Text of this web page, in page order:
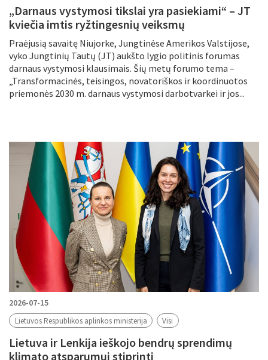
„Darnaus vystymosi tikslai yra pasiekiami“ – JT
kviečia imtis ryžtingesnių veiksmų
Praėjusią savaitę Niujorke, Jungtinėse Amerikos Valstijose,
vyko Jungtinių Tautų (JT) aukšto lygio politinis forumas
darnaus vystymosi klausimais. Šių metų forumo tema –
„Transformacinės, teisingos, novatoriškos ir koordinuotos
priemonės 2030 m. darnaus vystymosi darbotvarkei ir jos...
2026-07-15
Lietuvos Respublikos aplinkos ministerija Visi
Lietuva ir Lenkija ieškojo bendrų sprendimų
klimato atsparumui stiprinti